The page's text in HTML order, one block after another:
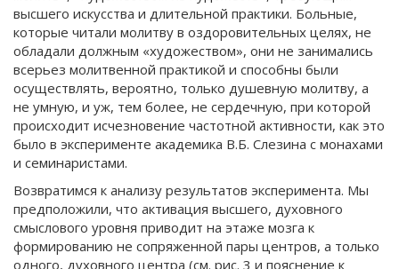
высшего искусства и длительной практики. Больные,
которые читали молитву в оздоровительных целях, не
обладали должным «художеством», они не занимались
всерьез молитвенной практикой и способны были
осуществлять, вероятно, только душевную молитву, а
не умную, и уж, тем более, не сердечную, при которой
происходит исчезновение частотной активности, как это
было в эксперименте академика В.Б. Слезина с монахами
и семинаристами.
Возвратимся к анализу результатов эксперимента. Мы
предположили, что активация высшего, духовного
смыслового уровня приводит на этаже мозга к
формированию не сопряженной пары центров, а только
одного, духовного центра (см. рис. 3 и пояснение к